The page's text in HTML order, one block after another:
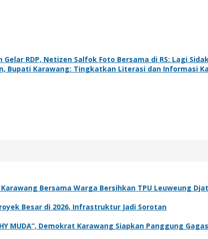
Gelar RDP, Netizen Salfok Foto Bersama di RS: Lagi
Bupati Karawang: Tingkatkan Literasi dan Informasi
Bersama Warga Bersihkan TPU Leuweung
Besar di 2026, Infrastruktur Jadi Sorotan
MUDA”, Demokrat Karawang Siapkan Panggung